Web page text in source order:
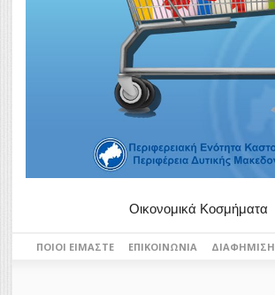
Οικονομικά Κοσμήματα
ΠΟΙΟΙ ΕΊΜΑΣΤΕ ΕΠΙΚΟΙΝΩΝΊΑ ΔΙΑΦΉΜΙΣΗ